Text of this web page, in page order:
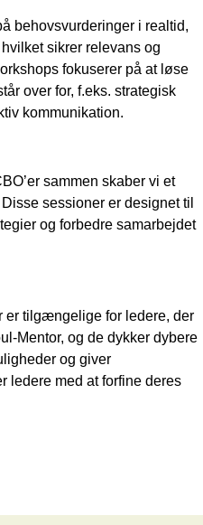
behovsvurderinger i realtid,
sikrer relevans og
fokuserer på at løse
over for, f.eks. strategisk
kommunikation.
sammen skaber vi et
sessioner er designet til
og forbedre samarbejdet
er tilgængelige for ledere, der
Mentor, og de dykker dybere
og giver
med at forfine deres